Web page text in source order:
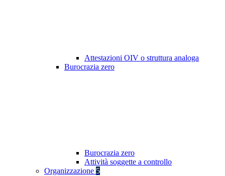
Attestazioni OIV o struttura analoga
Burocrazia zero
Burocrazia zero
Attività soggette a controllo
Organizzazione 5